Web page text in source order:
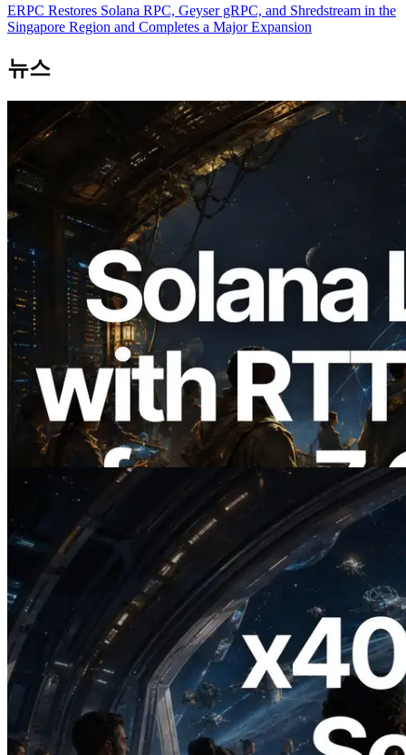
ERPC Restores Solana RPC, Geyser gRPC, and Shredstream in the
Singapore Region and Completes a Major Expansion
뉴스
2026.08.05
ERPC, Solana Leader Slot API를 전 세계
7개 리전 ping 측정으로 확장 —
Validators Information API도 공개
이 글 읽기
2026.07.04
ERPC, x402 지원 Solana RPC 공개 — AI